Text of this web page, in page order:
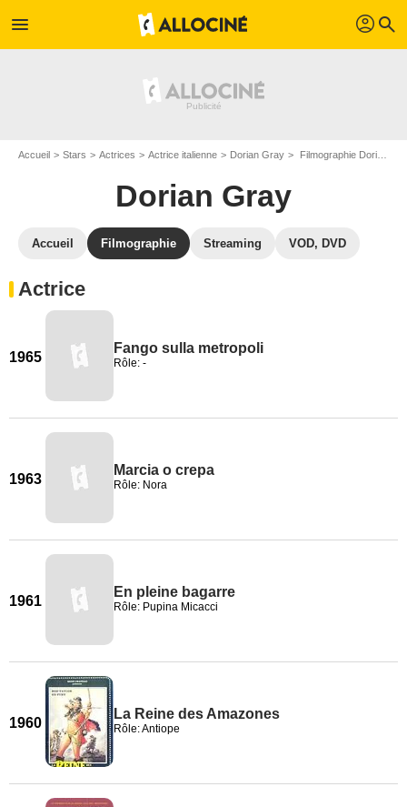
menu profil search
Accueil Stars Actrices Actrice italienne Dorian Gray Filmographie Dorian Gray
Dorian Gray
Accueil Filmographie Streaming VOD, DVD
Actrice
1965
Fango sulla metropoli
Rôle: -
1963
Marcia o crepa
Rôle: Nora
1961
En pleine bagarre
Rôle: Pupina Micacci
1960
La Reine des Amazones
Rôle: Antiope